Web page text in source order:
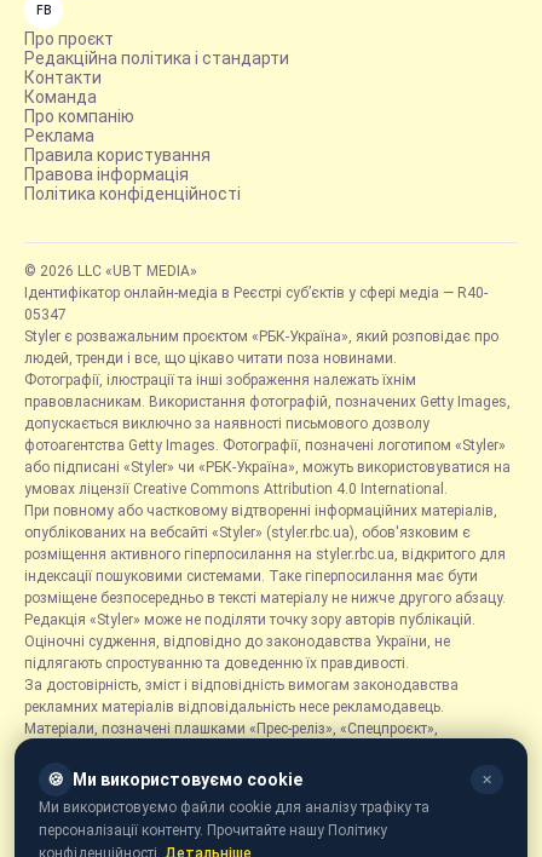
FB
Про проєкт
Редакційна політика і стандарти
Контакти
Команда
Про компанію
Реклама
Правила користування
Правова інформація
Політика конфіденційності
© 2026 LLC «UBT MEDIA»
Ідентифікатор онлайн-медіа в Реєстрі суб’єктів у сфері медіа — R40-
05347
Styler є розважальним проєктом «РБК-Україна», який розповідає про
людей, тренди і все, що цікаво читати поза новинами.
Фотографії, ілюстрації та інші зображення належать їхнім
правовласникам. Використання фотографій, позначених Getty Images,
допускається виключно за наявності письмового дозволу
фотоагентства Getty Images. Фотографії, позначені логотипом «Styler»
або підписані «Styler» чи «РБК-Україна», можуть використовуватися на
умовах ліцензії Creative Commons Attribution 4.0 International.
При повному або частковому відтворенні інформаційних матеріалів,
опублікованих на вебсайті «Styler» (styler.rbc.ua), обов'язковим є
розміщення активного гіперпосилання на styler.rbc.ua, відкритого для
індексації пошуковими системами. Таке гіперпосилання має бути
розміщене безпосередньо в тексті матеріалу не нижче другого абзацу.
Редакція «Styler» може не поділяти точку зору авторів публікацій.
Оціночні судження, відповідно до законодавства України, не
підлягають спростуванню та доведенню їх правдивості.
За достовірність, зміст і відповідність вимогам законодавства
рекламних матеріалів відповідальність несе рекламодавець.
Матеріали, позначені плашками «Прес-реліз», «Спецпроєкт»,
розміщуються на правах реклами.
Рубрика «Новини компаній» є інформаційним форматом, що містить
новини, повідомлення та оголошення, пов'язані з діяльністю
компаній, і ґрунтується на інформації, наданій відповідними
🍪 Ми використовуємо cookie ✕
Ми використовуємо файли cookie для аналізу трафіку та
персоналізації контенту. Прочитайте нашу Політику
конфіденційності. Детальніше